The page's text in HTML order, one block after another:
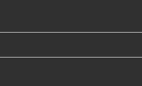
Stuur verstelbaar